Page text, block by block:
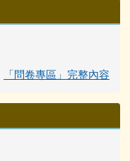
「問卷專區」完整內容